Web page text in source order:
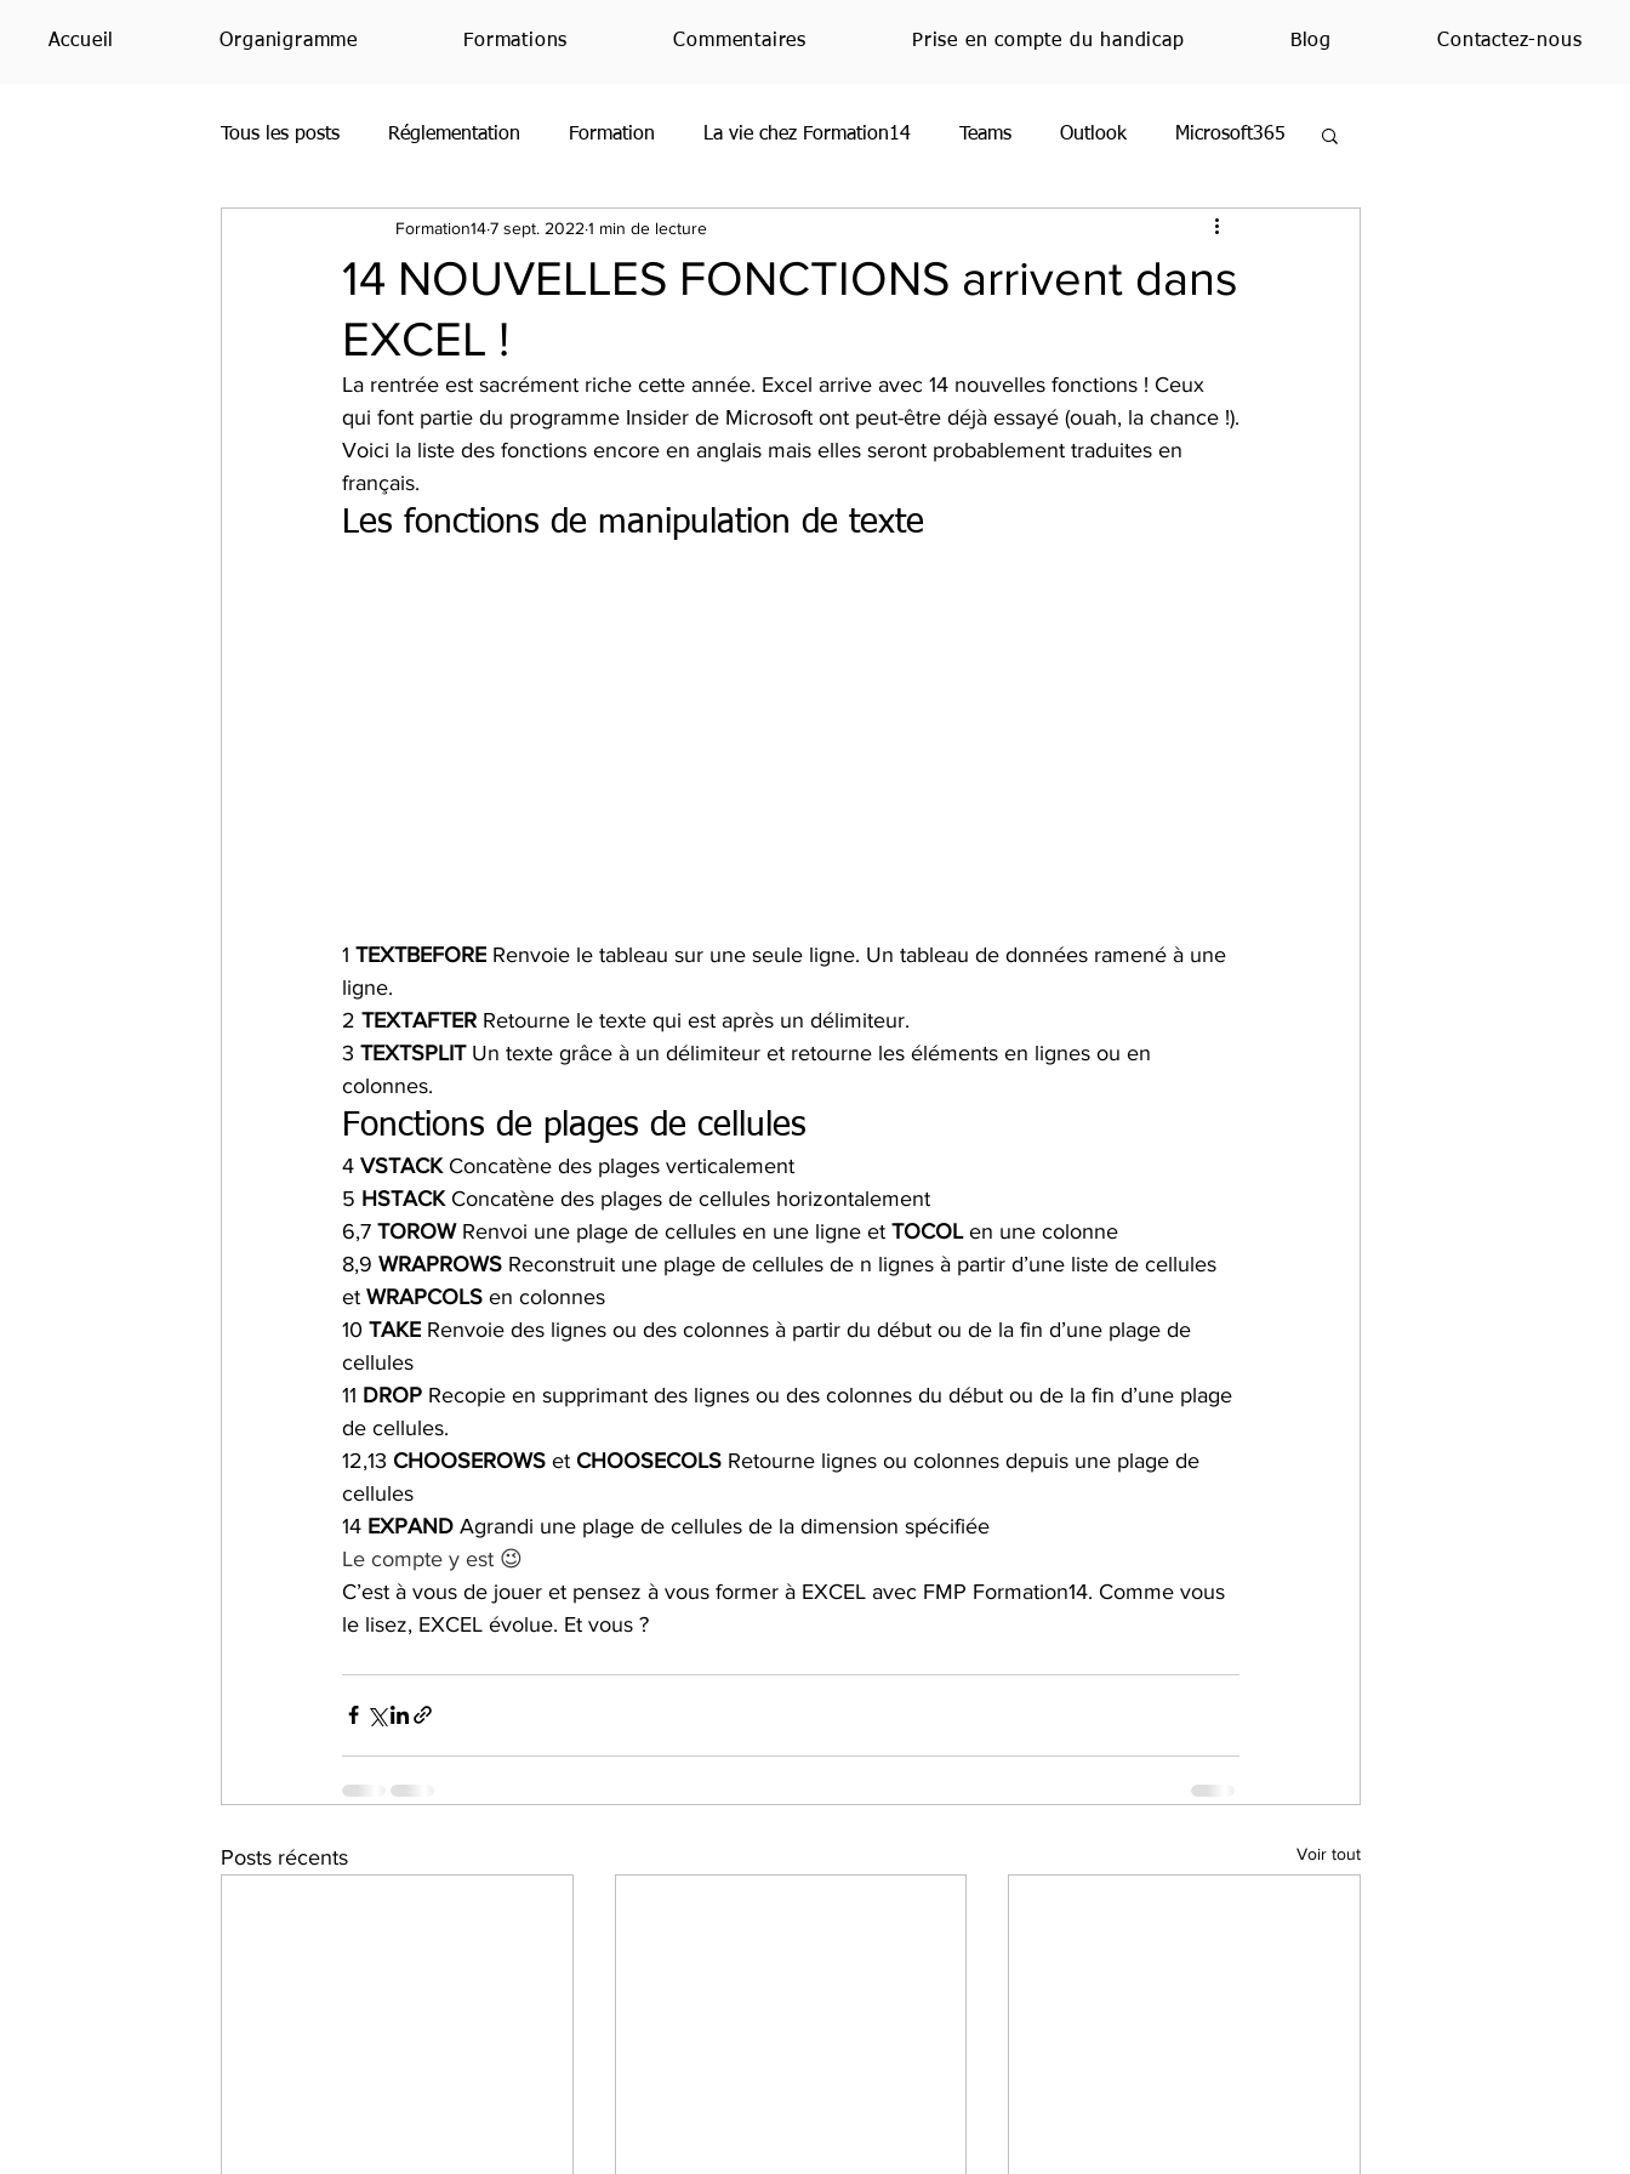
Accueil Organigramme Formations Commentaires Prise en compte du handicap Blog Contactez-nous
Tous les posts Réglementation Formation La vie chez Formation14 Teams Outlook Microsoft365
Bing PowerPoint Normandie Excel
SharePoint Étude
RH IA
14 NOUVELLES FONCTIONS arrivent dans
EXCEL !
Formation147 sept. 2022 1 min de lecture
La rentrée est sacrément riche cette année. Excel arrive avec 14 nouvelles fonctions ! Ceux
qui font partie du programme Insider de Microsoft ont peut-être déjà essayé (ouah, la chance !).
Voici la liste des fonctions encore en anglais mais elles seront probablement traduites en
français.
Les fonctions de manipulation de texte
1 TEXTBEFORE Renvoie le tableau sur une seule ligne. Un tableau de données ramené à une
ligne.
2 TEXTAFTER Retourne le texte qui est après un délimiteur.
3 TEXTSPLIT Un texte grâce à un délimiteur et retourne les éléments en lignes ou en
colonnes.
Fonctions de plages de cellules
4 VSTACK Concatène des plages verticalement
5 HSTACK Concatène des plages de cellules horizontalement
6,7 TOROW Renvoi une plage de cellules en une ligne et TOCOL en une colonne
8,9 WRAPROWS Reconstruit une plage de cellules de n lignes à partir d’une liste de cellules
et WRAPCOLS en colonnes
10 TAKE Renvoie des lignes ou des colonnes à partir du début ou de la fin d’une plage de
cellules
11 DROP Recopie en supprimant des lignes ou des colonnes du début ou de la fin d’une plage
de cellules.
12,13 CHOOSEROWS et CHOOSECOLS Retourne lignes ou colonnes depuis une plage de
cellules
14 EXPAND Agrandi une plage de cellules de la dimension spécifiée
Le compte y est 😉
C’est à vous de jouer et pensez à vous former à EXCEL avec FMP Formation14. Comme vous
le lisez, EXCEL évolue. Et vous ?
Posts récents Voir tout